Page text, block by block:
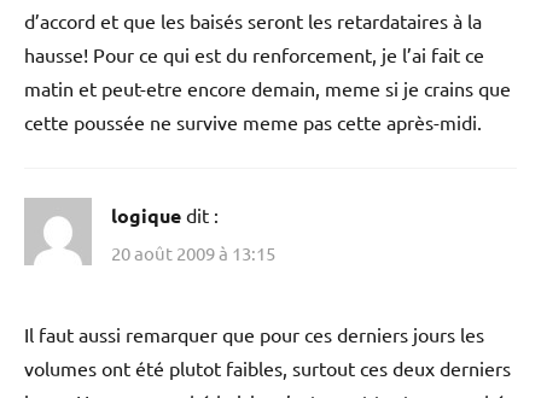
d’accord et que les baisés seront les retardataires à la
hausse! Pour ce qui est du renforcement, je l’ai fait ce
matin et peut-etre encore demain, meme si je crains que
cette poussée ne survive meme pas cette après-midi.
logique dit :
20 août 2009 à 13:15
Il faut aussi remarquer que pour ces derniers jours les
volumes ont été plutot faibles, surtout ces deux derniers